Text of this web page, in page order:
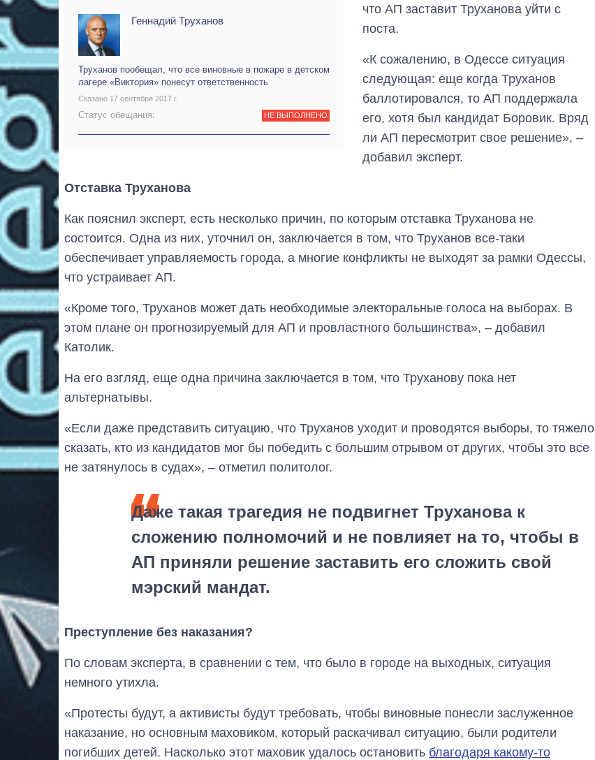
Геннадий Труханов
Труханов пообещал, что все виновные в пожаре в детском
лагере «Виктория» понесут ответственность
Сказано 17 сентября 2017 г.
Статус обещания: НЕ ВЫПОЛНЕНО
что АП заставит Труханова уйти с
поста.
«К сожалению, в Одессе ситуация
следующая: еще когда Труханов
баллотировался, то АП поддержала
его, хотя был кандидат Боровик. Вряд
ли АП пересмотрит свое решение», –
добавил эксперт.
Отставка Труханова
Как пояснил эксперт, есть несколько причин, по которым отставка Труханова не
состоится. Одна из них, уточнил он, заключается в том, что Труханов все-таки
обеспечивает управляемость города, а многие конфликты не выходят за рамки Одессы,
что устраивает АП.
«Кроме того, Труханов может дать необходимые электоральные голоса на выборах. В
этом плане он прогнозируемый для АП и провластного большинства», – добавил
Католик.
На его взгляд, еще одна причина заключается в том, что Труханову пока нет
альтернатывы.
«Если даже представить ситуацию, что Труханов уходит и проводятся выборы, то тяжело
сказать, кто из кандидатов мог бы победить с большим отрывом от других, чтобы это все
не затянулось в судах», – отметил политолог.
Даже такая трагедия не подвигнет Труханова к
сложению полномочий и не повлияет на то, чтобы в
АП приняли решение заставить его сложить свой
мэрский мандат.
Преступление без наказания?
По словам эксперта, в сравнении с тем, что было в городе на выходных, ситуация
немного утихла.
«Протесты будут, а активисты будут требовать, чтобы виновные понесли заслуженное
наказание, но основным маховиком, который раскачивал ситуацию, были родители
погибших детей. Насколько этот маховик удалось остановить благодаря какому-то
количество
поступающих в
бакалавриат,
магистратуру и